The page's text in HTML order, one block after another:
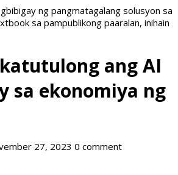
ng pangmatagalang solusyon sa
sa pampublikong paaralan, inihain
ang AI
sa ekonomiya ng
27, 2023 0 comment